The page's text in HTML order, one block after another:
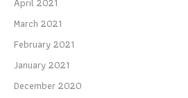
March 2021
February 2021
January 2021
December 2020